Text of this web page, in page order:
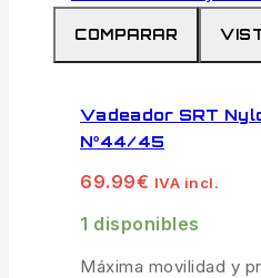
COMPARAR
Vadeador SRT
Nº44/45
69.99€ IVA incl.
1 disponibles
Máxima movilidad y